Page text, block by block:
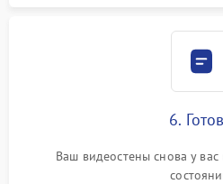
6.
Ваш видеостены снова у